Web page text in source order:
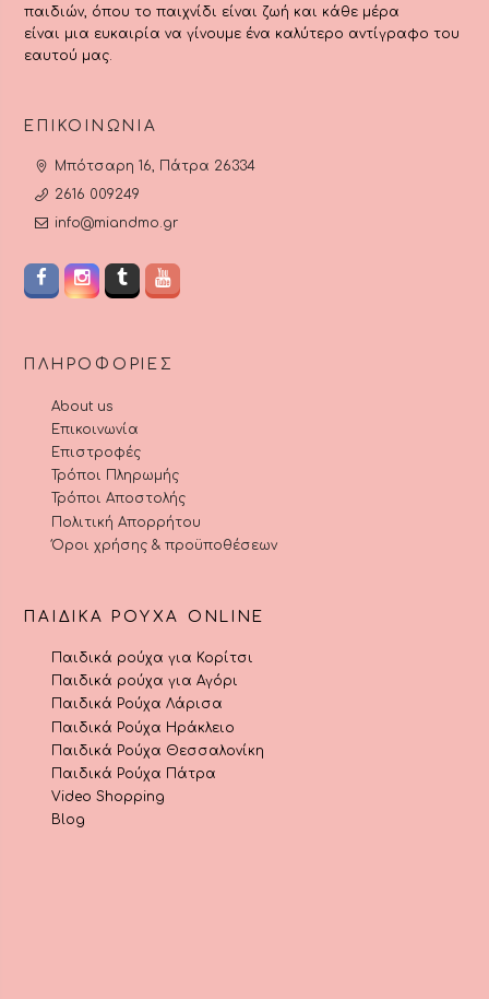
παιδιών, όπου το παιχνίδι είναι ζωή και κάθε μέρα
είναι μια ευκαιρία να γίνουμε ένα καλύτερο αντίγραφο του
εαυτού μας.
ΕΠΙΚΟΙΝΩΝΊΑ
Μπότσαρη 16, Πάτρα 26334
2616 009249
info@miandmo.gr
ΠΛΗΡΟΦΟΡΊΕΣ
About us
Επικοινωνία
Επιστροφές
Τρόποι Πληρωμής
Τρόποι Αποστολής
Πολιτική Απορρήτου
Όροι χρήσης & προϋποθέσεων
ΠΑΙΔΙΚΆ ΡΟΎΧΑ ONLINE
Παιδικά ρούχα για Κορίτσι
Παιδικά ρούχα για Αγόρι
Παιδικά Ρούχα Λάρισα
Παιδικά Ρούχα Ηράκλειο
Παιδικά Ρούχα Θεσσαλονίκη
Παιδικά Ρούχα Πάτρα
Video Shopping
Blog